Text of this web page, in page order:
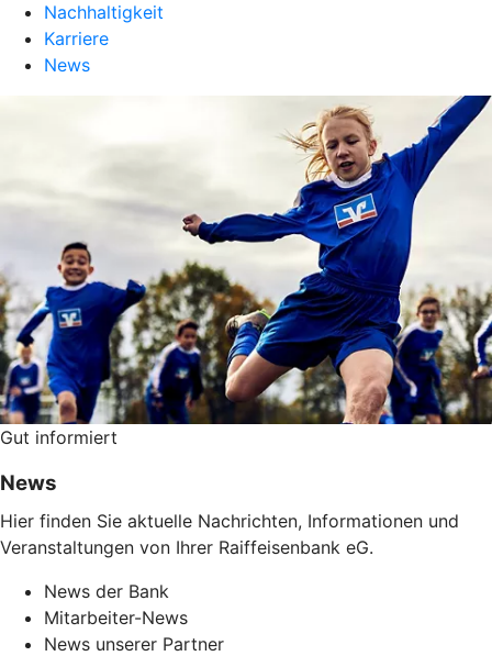
Nachhaltigkeit
Karriere
News
Gut informiert
News
Hier finden Sie aktuelle Nachrichten, Informationen und
Veranstaltungen von Ihrer Raiffeisenbank eG.
News der Bank
Mitarbeiter-News
News unserer Partner